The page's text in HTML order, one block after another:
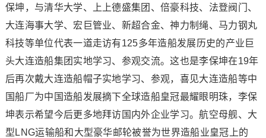
保坤，与清华大学、上上德盛集团、倍豪科技、法登阀门、
大连海事大学、宏巨管业、新超合金、神力制绳、马力钢丸
科技等单位代表一道走访有125多年造船发展历史的产业巨
头大连造船集团实地学习、参观交流。这也是李保坤在19年
后再次戴大连造船帽子实地学习、参观，喜见大连造船等中
国船厂为中国造船发展摘下全球造船皇冠最耀眼明珠，李保
坤表示希望今后更多地拜访国内外企业学习。航空母舰、大
型LNG运输船和大型豪华邮轮被誉为世界造船业皇冠上的